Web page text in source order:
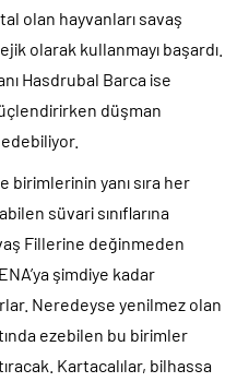
olan hayvanları savaş
olarak kullanmayı başardı.
Hasdrubal Barca ise
düşman
birimlerinin yanı sıra her
süvari sınıflarına
Fillerine değinmeden
şimdiye kadar
Neredeyse yenilmez olan
ezebilen bu birimler
Kartacalılar, bilhassa